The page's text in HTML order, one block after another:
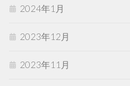
2024年1月
2023年12月
2023年11月